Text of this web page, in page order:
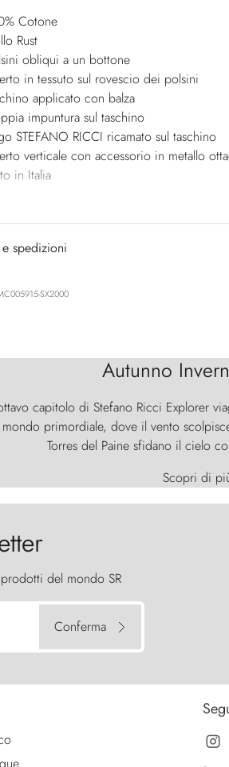
Cotone
Rust
obliqui a un bottone
in tessuto sul rovescio dei polsini
applicato con balza
impuntura sul taschino
STEFANO RICCI ricamato sul taschino
verticale con accessorio in metallo
in Italia
e spedizioni
SX2000
Autunno
capitolo di Stefano Ricci Explorer
primordiale, dove il vento
Torres del Paine sfidano il cielo
Scopri di
del mondo SR
Conferma